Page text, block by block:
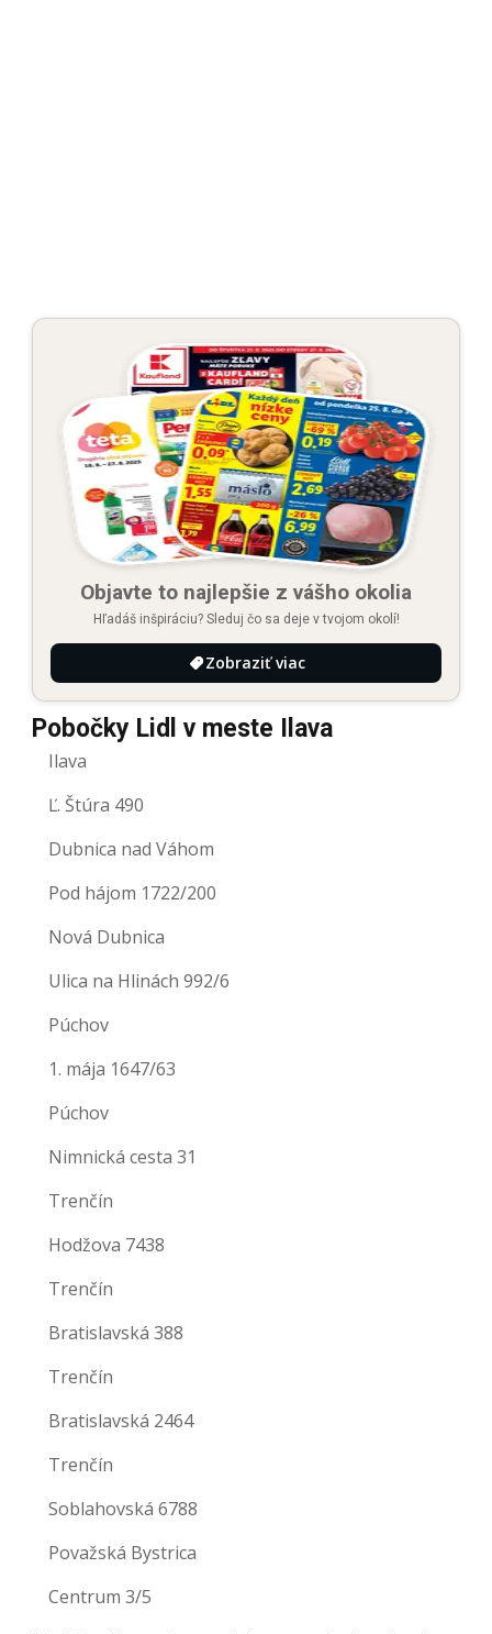
Objavte to najlepšie z vášho okolia
Hľadáš inšpiráciu? Sleduj čo sa deje v tvojom okolí!
Zobraziť viac
Pobočky Lidl v meste Ilava
Ilava
Ľ. Štúra 490
Dubnica nad Váhom
Pod hájom 1722/200
Nová Dubnica
Ulica na Hlinách 992/6
Púchov
1. mája 1647/63
Púchov
Nimnická cesta 31
Trenčín
Hodžova 7438
Trenčín
Bratislavská 388
Trenčín
Bratislavská 2464
Trenčín
Soblahovská 6788
Považská Bystrica
Centrum 3/5